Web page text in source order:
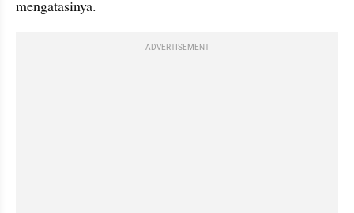
mengatasinya.
ADVERTISEMENT